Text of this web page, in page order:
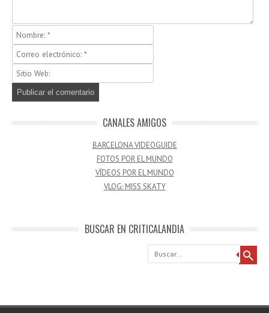
CANALES AMIGOS
BARCELONA VIDEOGUIDE
FOTOS POR EL MUNDO
VÍDEOS POR EL MUNDO
VLOG: MISS SKATY
BUSCAR EN CRITICALANDIA
Buscar